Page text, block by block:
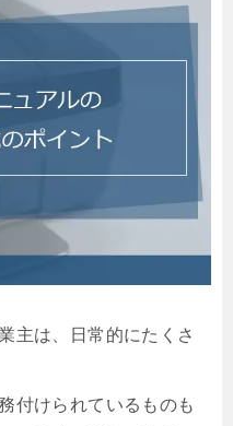
主は、日常的にたくさ
付けられているものも